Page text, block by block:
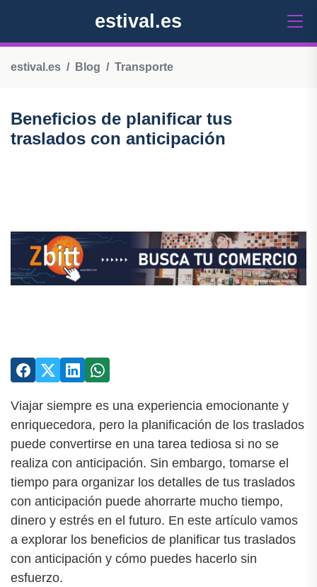
estival.es
estival.es Blog Transporte
Beneficios de planificar tus
traslados con anticipación
Viajar siempre es una experiencia emocionante y
enriquecedora, pero la planificación de los traslados
puede convertirse en una tarea tediosa si no se
realiza con anticipación. Sin embargo, tomarse el
tiempo para organizar los detalles de tus traslados
con anticipación puede ahorrarte mucho tiempo,
dinero y estrés en el futuro. En este artículo vamos
a explorar los beneficios de planificar tus traslados
con anticipación y cómo puedes hacerlo sin
esfuerzo.